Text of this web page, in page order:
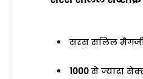
सरस सलिल
1000 से ज्यादा